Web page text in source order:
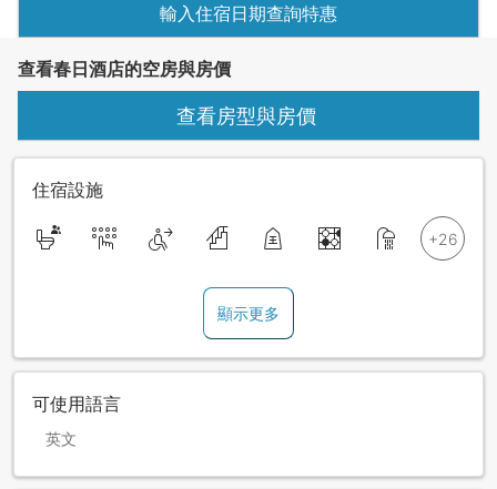
輸入住宿日期查詢特惠
查看春日酒店的空房與房價
查看房型與房價
住宿設施
顯示更多
可使用語言
英文